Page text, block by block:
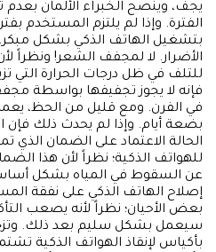
يجف، وينصح الخبراء الألمان بعدم
الفترة. وإذا لم يلتزم المستخدم
بتشغيل الهاتف الذكي بشكل
الأضرار. لا لمجفف الشعر! ونظراً
فإنه لا يجوز تجفيفها بواسطة
في الفرن. ومع قليل من الحظ،
بضعة أيام. وإذا لم يحدث ذلك فإن
الحالة الاعتماد على الضمان الذي
للهواتف الذكية؛ نظراً لأن هذا
عن السقوط في المياه بشكل
إصلاح الهاتف الذكي على نفقة
بعض الأحيان؛ نظراً لأنه يصعب
سيعمل بشكل سليم بعد ذلك. وتزخر
بأكياس لإنقاذ الهواتف الذكية